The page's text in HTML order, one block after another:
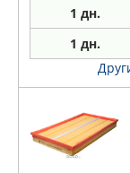
1 дн.
1 дн.